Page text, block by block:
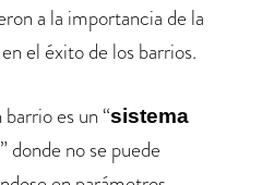
a la importancia de la
el éxito de los barrios.
es un “sistema
” donde no se puede